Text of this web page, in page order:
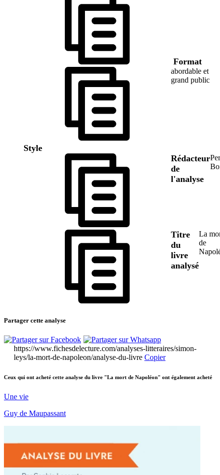
Format
Style
abordable et
grand public
Rédacteur
de
l'analyse
Titre
du
livre
analysé
La
de
Partager cette analyse
https://www.fichesdelecture.com/analyses-litteraires/simon-
leys/la-mort-de-napoleon/analyse-du-livre Copier
Ceux qui ont acheté cette analyse du livre "La mort de Napoléon" ont également acheté
Une vie
Guy de Maupassant